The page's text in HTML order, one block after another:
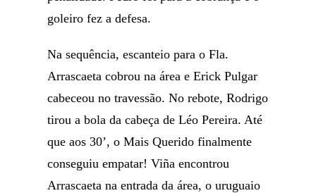
goleiro fez a defesa.
Na sequência, escanteio para o Fla.
Arrascaeta cobrou na área e Erick Pulgar
cabeceou no travessão. No rebote, Rodrigo
tirou a bola da cabeça de Léo Pereira. Até
que aos 30’, o Mais Querido finalmente
conseguiu empatar! Viña encontrou
Arrascaeta na entrada da área, o uruguaio